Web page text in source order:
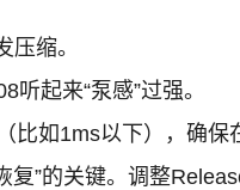
缩。
起来“泵感”过强。
如1ms以下），确保
复”的关键。调整